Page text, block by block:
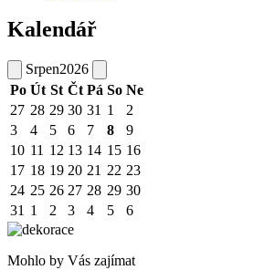
Kalendář
Srpen2026
Po Út St Čt Pá So Ne
27 28 29 30 31 1
2
3
4 5 6 7 8
9
10 11 12 13 14 15 16
17 18 19 20 21 22 23
24 25 26 27 28 29 30
31 1 2 3 4 5 6
Mohlo by Vás zajímat